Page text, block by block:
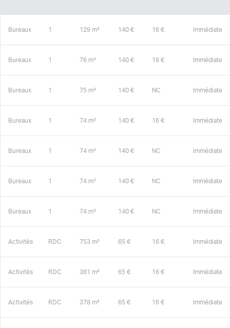
Bureaux 1 129 m² 140 € 16 € Immédiate
Bureaux 1 76 m² 140 € 16 € Immédiate
Bureaux 1 75 m² 140 € NC Immédiate
Bureaux 1 74 m² 140 € 16 € Immédiate
Bureaux 1 74 m² 140 € NC Immédiate
Bureaux 1 74 m² 140 € NC Immédiate
Bureaux 1 74 m² 140 € NC Immédiate
Activités RDC 753 m² 65 € 16 € Immédiate
Activités RDC 381 m² 65 € 16 € Immédiate
Activités RDC 378 m² 65 € 16 € Immédiate